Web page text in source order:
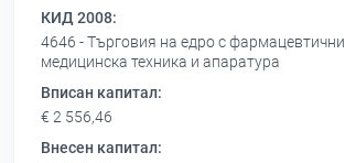
КИД 2008:
4646 - Търговия на едро с фармацевтични
медицинска техника и апаратура
Вписан капитал:
€ 2 556,46
Внесен капитал: